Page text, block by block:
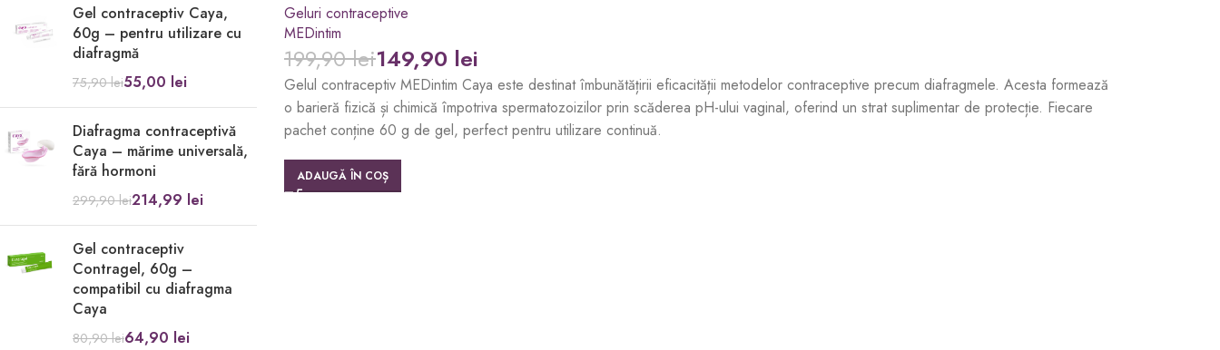
Gel contraceptiv Caya,
60g – pentru utilizare cu
diafragmă
75,90lei55,00 lei
Diafragma contraceptivă
Caya – mărime universală,
fără hormoni
299,90lei214,99 lei
Gel contraceptiv
Contragel, 60g –
compatibil cu diafragma
Caya
80,90lei64,90 lei
Geluri contraceptive
MEDintim
199,90lei149,90 lei
Gelul contraceptiv MEDintim Caya este destinat îmbunătățirii eficacității metodelor contraceptive precum diafragmele. Acesta formează
o barieră fizică și chimică împotriva spermatozoizilor prin scăderea pH-ului vaginal, oferind un strat suplimentar de protecție. Fiecare
pachet conține 60 g de gel, perfect pentru utilizare continuă.
ADAUGĂ ÎN COȘ